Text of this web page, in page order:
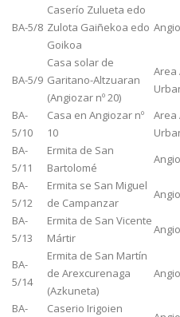
BA-5/8
Caserío Zulueta edo
Zulota Gaiñekoa edo
Goikoa
BA-5/9
Casa solar de
Garitano-Altzuaran
(Angiozar nº 20)
Area
BA-
5/10
Casa en Angiozar nº
10
Area
BA-
5/11
Ermita de San
Bartolomé
BA-
5/12
Ermita se San Miguel
de Campanzar
BA-
5/13
Ermita de San Vicente
Mártir
BA-
5/14
Ermita de San Martín
de Arexcurenaga
(Azkuneta)
BA- Caserio Irigoien